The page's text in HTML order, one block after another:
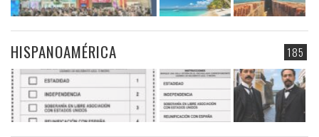
185
HISPANOAMÉRICA